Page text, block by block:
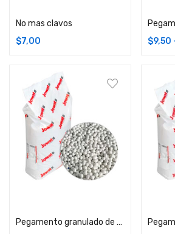
No mas clavos
$7,00
$9,50
Pegamento granulado de alta temperatura blanco